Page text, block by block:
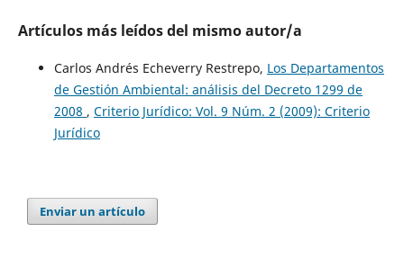
Artículos más leídos del mismo autor/a
Carlos Andrés Echeverry Restrepo, Los Departamentos
de Gestión Ambiental: análisis del Decreto 1299 de
2008 , Criterio Jurídico: Vol. 9 Núm. 2 (2009): Criterio
Jurídico
Enviar un artículo